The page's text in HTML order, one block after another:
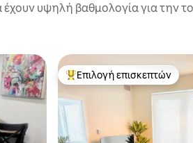
υψηλή βαθμολογία για την
Κορυφαία επιλογή
Επιλογή επισκεπτών